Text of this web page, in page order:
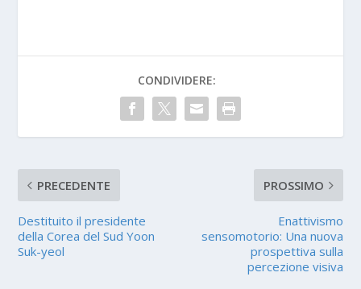
CONDIVIDERE:
PRECEDENTE
Destituito il presidente
della Corea del Sud Yoon
Suk-yeol
PROSSIMO
Enattivismo
sensomotorio: Una nuova
prospettiva sulla
percezione visiva